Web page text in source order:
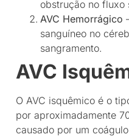
obstrução no fluxo
AVC Hemorrágico
sanguíneo no
sangramento.
AVC
O AVC isquêmico é o
por aproximadamente
causado por um